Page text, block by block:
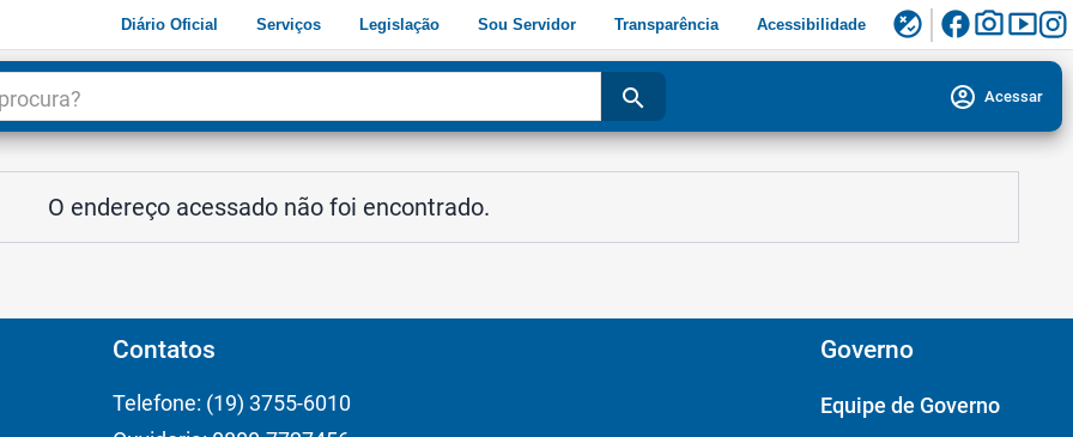
Diário Oficial Serviços Legislação Sou Servidor Transparência Acessibilidade flaky facebookphoto_camerasmart_display
search account_circle Acessar
O endereço acessado não foi encontrado.
Contatos
Telefone: (19) 3755-6010
Governo
Equipe de Governo